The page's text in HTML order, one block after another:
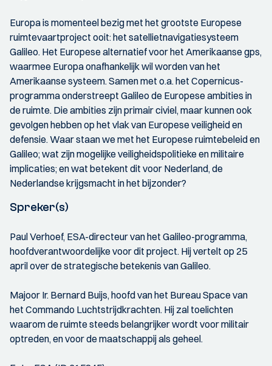
Europa is momenteel bezig met het grootste Europese
ruimtevaartproject ooit: het satellietnavigatiesysteem
Galileo. Het Europese alternatief voor het Amerikaanse gps,
waarmee Europa onafhankelijk wil worden van het
Amerikaanse systeem. Samen met o.a. het Copernicus-
programma onderstreept Galileo de Europese ambities in
de ruimte. Die ambities zijn primair civiel, maar kunnen ook
gevolgen hebben op het vlak van Europese veiligheid en
defensie. Waar staan we met het Europese ruimtebeleid en
Galileo; wat zijn mogelijke veiligheidspolitieke en militaire
implicaties; en wat betekent dit voor Nederland, de
Nederlandse krijgsmacht in het bijzonder?
Spreker(s)
Paul Verhoef, ESA-directeur van het Galileo-programma,
hoofdverantwoordelijke voor dit project. Hij vertelt op 25
april over de strategische betekenis van Galileo.
Majoor Ir. Bernard Buijs, hoofd van het Bureau Space van
het Commando Luchtstrijdkrachten. Hij zal toelichten
waarom de ruimte steeds belangrijker wordt voor militair
optreden, en voor de maatschappij als geheel.